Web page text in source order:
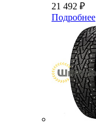
21 492 ₽
Подробнее